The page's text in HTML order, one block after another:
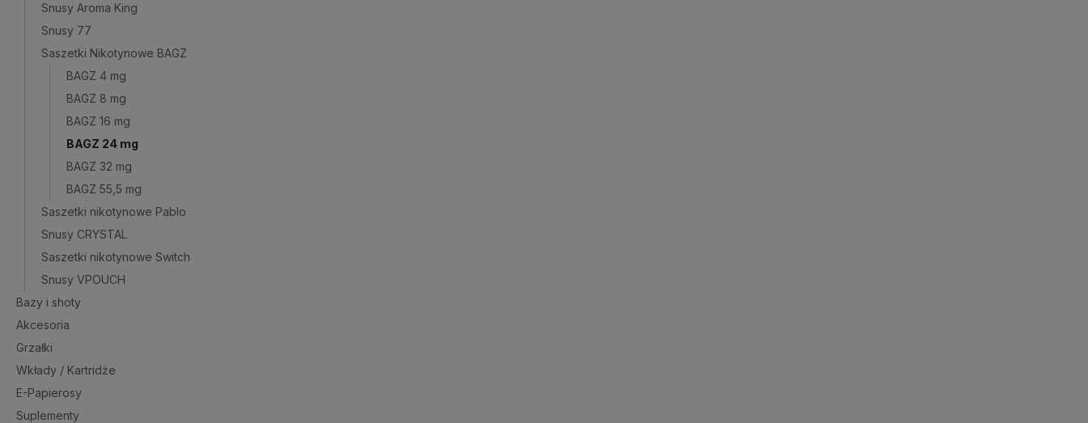
Snusy Aroma King
Snusy 77
Saszetki Nikotynowe BAGZ
BAGZ 4 mg
BAGZ 8 mg
BAGZ 16 mg
BAGZ 24 mg
BAGZ 32 mg
BAGZ 55,5 mg
Saszetki nikotynowe Pablo
Snusy CRYSTAL
Saszetki nikotynowe Switch
Snusy VPOUCH
Bazy i shoty
Akcesoria
Grzałki
Wkłady / Kartridże
E-Papierosy
Suplementy